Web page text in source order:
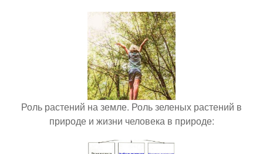
Роль растений на земле. Роль зеленых растений в
природе и жизни человека в природе: